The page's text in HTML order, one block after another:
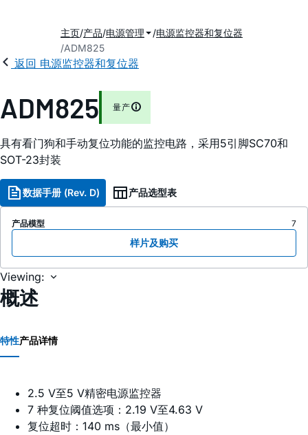
主页 产品 电源管理
电源监控器和复位器
ADM825
返回 电源监控器和复位器
ADM825 量产
具有看门狗和手动复位功能的监控电路，采用5引脚SC70和
SOT-23封装
数据手册 (Rev. D) 产品选型表
产品模型 7
样片及购买
Viewing:
概述
特性产品详情
2.5 V至5 V精密电源监控器
7 种复位阈值选项：2.19 V至4.63 V
复位超时：140 ms（最小值）